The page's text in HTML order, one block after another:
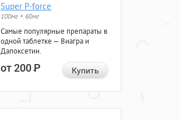
Super P-force
100мг + 60мг
Самые популярные препараты в
одной таблетке — Виагра и
Дапоксетин.
от 200Р Купить